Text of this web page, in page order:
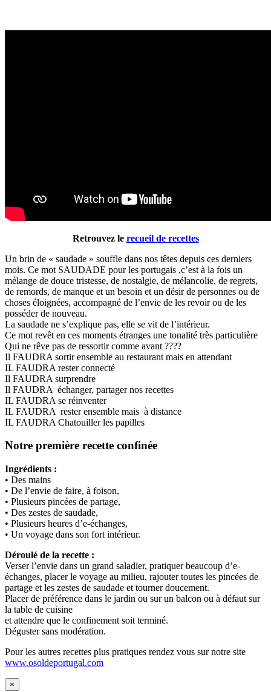
Retrouvez le recueil de recettes
Un brin de « saudade » souffle dans nos têtes depuis ces derniers
mois. Ce mot SAUDADE pour les portugais ,c’est à la fois un
mélange de douce tristesse, de nostalgie, de mélancolie, de regrets,
de remords, de manque et un besoin et un désir de personnes ou de
choses éloignées, accompagné de l’envie de les revoir ou de les
posséder de nouveau.
La saudade ne s’explique pas, elle se vit de l’intérieur.
Ce mot revêt en ces moments étranges une tonalité très particulière
Qui ne rêve pas de ressortir comme avant ????
Il FAUDRA sortir ensemble au restaurant mais en attendant
IL FAUDRA rester connecté
Il FAUDRA surprendre
Il FAUDRA échanger, partager nos recettes
IL FAUDRA se réinventer
IL FAUDRA rester ensemble mais à distance
IL FAUDRA Chatouiller les papilles
Notre première recette confinée
Ingrédients :
• Des mains
• De l’envie de faire, à foison,
• Plusieurs pincées de partage,
• Des zestes de saudade,
• Plusieurs heures d’e-échanges,
• Un voyage dans son fort intérieur.
Déroulé de la recette :
Verser l’envie dans un grand saladier, pratiquer beaucoup d’e-
échanges, placer le voyage au milieu, rajouter toutes les pincées de
partage et les zestes de saudade et tourner doucement.
Placer de préférence dans le jardin ou sur un balcon ou à défaut sur
la table de cuisine
et attendre que le confinement soit terminé.
Déguster sans modération.
Pour les autres recettes plus pratiques rendez vous sur notre site
www.osoldeportugal.com
×